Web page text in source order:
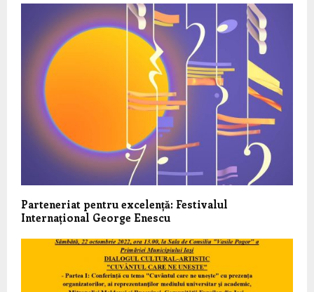
Parteneriat pentru excelență: Festivalul
Internațional George Enescu